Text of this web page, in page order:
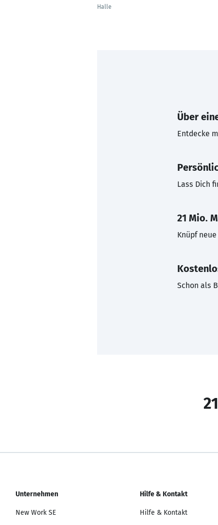
Halle
Über
Entdecke
Lass Dich
21 Mio.
Knüpf
Schon als
Unternehmen
New Work SE
Hilfe & Kontakt
Hilfe & Kontakt